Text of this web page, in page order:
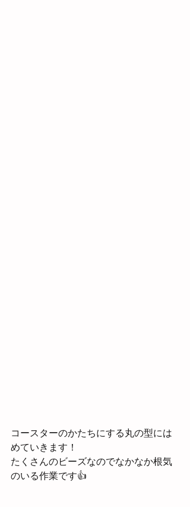
コースターのかたちにする丸の型には
めていきます！
たくさんのビーズなのでなかなか根気
のいる作業です👍